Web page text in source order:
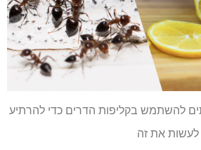
להשתמש בקליפות הדרים כדי להרתיע
לעשות את זה